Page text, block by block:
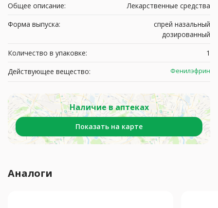
Общее описание:
Лекарственные средства
Форма выпуска:
спрей назальный
дозированный
Количество в упаковке:
1
Действующее вещество:
Фенилэфрин
Наличие в аптеках
Показать на карте
Аналоги